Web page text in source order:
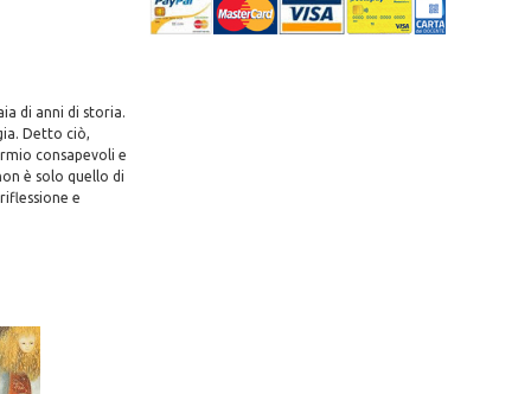
di anni di storia.
Detto ciò,
consapevoli e
è solo quello di
e